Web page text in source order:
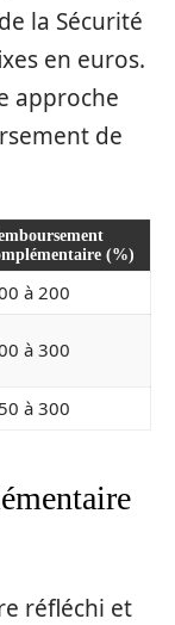
la Sécurité
en euros.
approche
de
(%)
à 200
à 300
à 300
réfléchi et